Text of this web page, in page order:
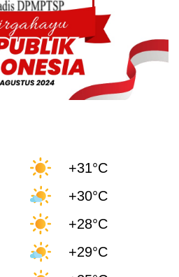
+31°C
+30°C
+28°C
+29°C